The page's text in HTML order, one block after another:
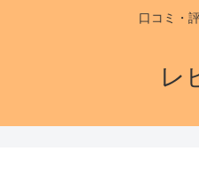
口コミ・
レ